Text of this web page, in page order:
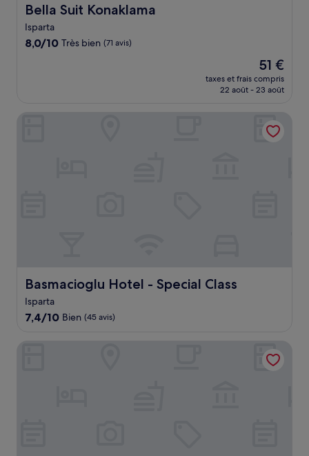
Bella Suit Konaklama
Bella Suit Konaklama
Isparta
8.0
8,0/10 Très bien (71 avis)
Le
nouveau
prix
de
51 €
51 €
taxes et frais compris
22 août - 23 août
Basmacioglu Hotel - Special Class
Basmacioglu Hotel - Special Class
Isparta
7.4
10,
7,4/10 Bien (45 avis)